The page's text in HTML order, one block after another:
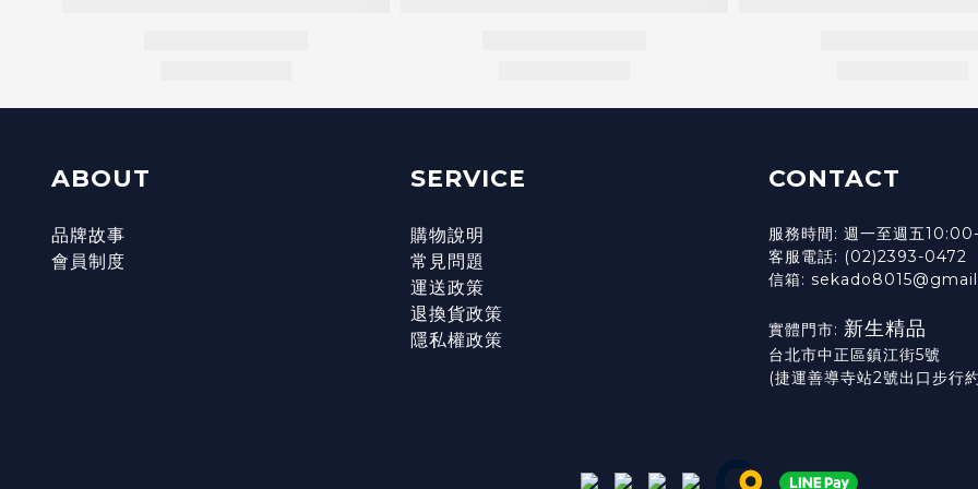
ABOUT
品牌故事
會員制度
SERVICE
購物說明
常見問題
運送政策
退換貨政策
隱私權政策
CONTACT
服務時間: 週一至週五
客服電話: (02)2393-0472
信箱:
實體門市: 新生精品
台北市中正區鎮江街5號
(捷運善導寺站2號出口步行